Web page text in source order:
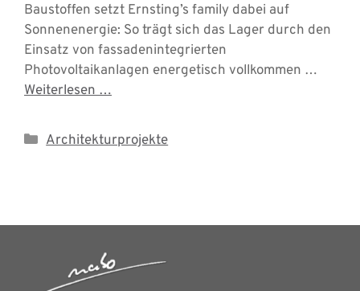
Baustoffen setzt Ernsting’s family dabei auf
Sonnenenergie: So trägt sich das Lager durch den
Einsatz von fassadenintegrierten
Photovoltaikanlagen energetisch vollkommen …
Weiterlesen …
Kategorien
Architekturprojekte